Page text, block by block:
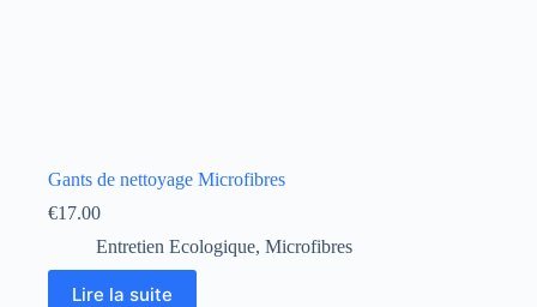
Gants de nettoyage Microfibres
€17.00
Entretien Ecologique, Microfibres
Lire la suite